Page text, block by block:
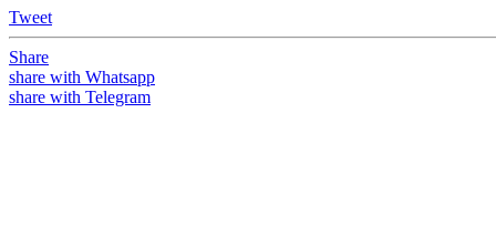
Tweet
Share
share with Whatsapp
share with Telegram